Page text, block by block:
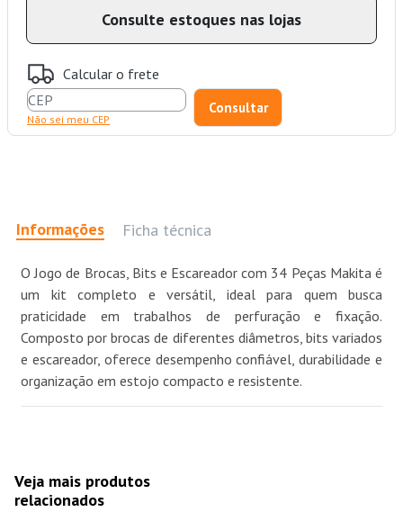
Consulte estoques nas lojas
Calcular o frete
Não sei meu CEP
Informações Ficha técnica
O Jogo de Brocas, Bits e Escareador com 34 Peças Makita é
um kit completo e versátil, ideal para quem busca
praticidade em trabalhos de perfuração e fixação.
Composto por brocas de diferentes diâmetros, bits variados
e escareador, oferece desempenho confiável, durabilidade e
organização em estojo compacto e resistente.
Veja mais produtos
relacionados